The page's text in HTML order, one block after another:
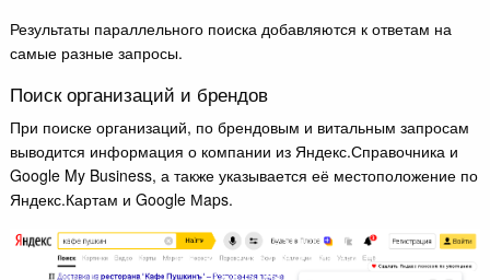
Результаты параллельного поиска добавляются к ответам на
самые разные запросы.
Поиск организаций и брендов
При поиске организаций, по брендовым и витальным запросам
выводится информация о компании из Яндекс.Справочника и
Google My Business, а также указывается её местоположение по
Яндекс.Картам и Google Мaps.